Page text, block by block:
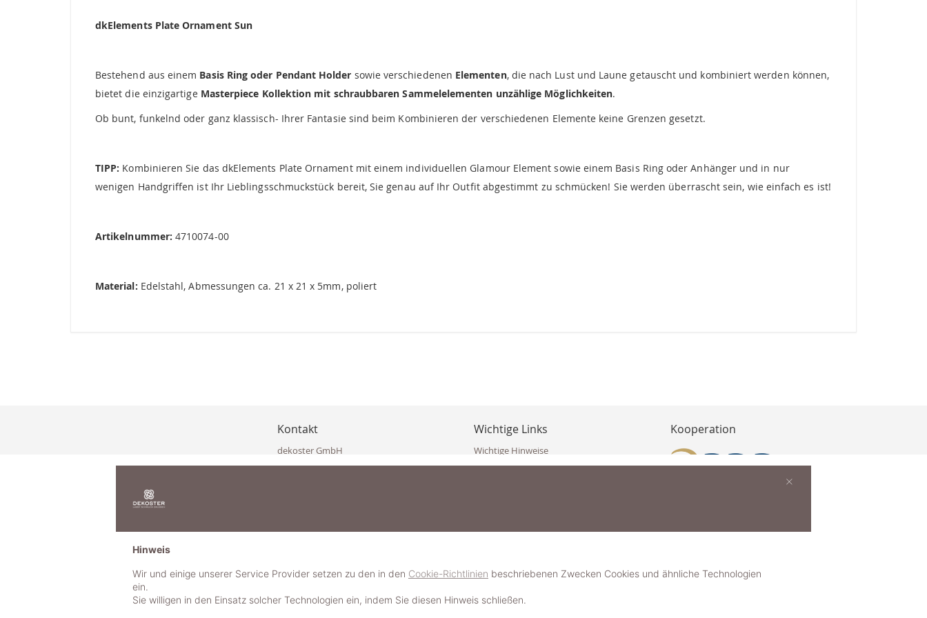
dkElements Plate Ornament Sun
Bestehend aus einem Basis Ring oder Pendant Holder sowie verschiedenen Elementen, die nach Lust und Laune getauscht und kombiniert werden können,
bietet die einzigartige Masterpiece Kollektion mit schraubbaren Sammelelementen unzählige Möglichkeiten.
Ob bunt, funkelnd oder ganz klassisch- Ihrer Fantasie sind beim Kombinieren der verschiedenen Elemente keine Grenzen gesetzt.
TIPP: Kombinieren Sie das dkElements Plate Ornament mit einem individuellen Glamour Element sowie einem Basis Ring oder Anhänger und in nur
wenigen Handgriffen ist Ihr Lieblingsschmuckstück bereit, Sie genau auf Ihr Outfit abgestimmt zu schmücken! Sie werden überrascht sein, wie einfach es ist!
Artikelnummer: 4710074-00
Material: Edelstahl, Abmessungen ca. 21 x 21 x 5mm, poliert
Kontakt
dekoster GmbH
Eisenkappler Str. 10
+43 677 623 47 410 (WhatsApp)
Wichtige Links
Wichtige Hinweise
Häufig gestellte Fragen (FAQ)
Impressum
Schmuckerlebnis / Schmuckparty buchen
Schmuck- & Styleguide werden
Kooperation
Hinweis
Wir und einige unserer Service Provider setzen zu den in den Cookie-Richtlinien beschriebenen Zwecken Cookies und ähnliche Technologien
ein.
Sie willigen in den Einsatz solcher Technologien ein, indem Sie diesen Hinweis schließen.
×